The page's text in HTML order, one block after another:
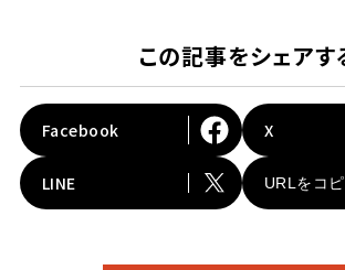
この記事をシェアす
Facebook X
LINE URLをコ